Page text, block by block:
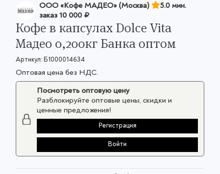
OOO «Кофе МАДЕО» (Москва)
5.0 мин.
заказ10 000 ₽
Кофе в капсулах Dolce Vita
Мадео 0,200кг Банка оптом
Артикул: Б1000014634
Оптовая цена без НДС.
Посмотреть оптовую цену
Разблокируйте оптовые цены, скидки и
ценные предложения!
Регистрация
Войти